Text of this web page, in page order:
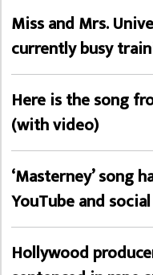
Miss and Mrs.
currently busy
Here is the song
(with video)
‘Masterney’ song
YouTube and
Hollywood